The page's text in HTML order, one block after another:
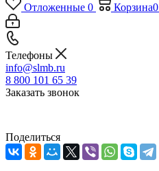
Отложенные 0 Корзина0
Телефоны
info@slmb.ru
8 800 101 65 39
Заказать звонок
Поделиться